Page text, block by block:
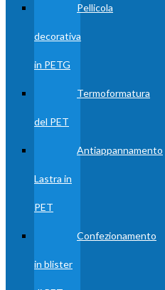
Pellicola
decorativa
in PETG
Termoformatura
del PET
Antiappannamento
Lastra in
PET
Confezionamento
in blister